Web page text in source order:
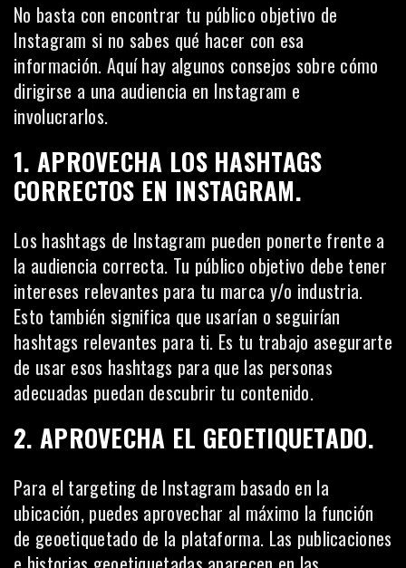
No basta con encontrar tu público objetivo de
Instagram si no sabes qué hacer con esa
información. Aquí hay algunos consejos sobre cómo
dirigirse a una audiencia en Instagram e
involucrarlos.
1. APROVECHA LOS HASHTAGS
CORRECTOS EN INSTAGRAM.
Los hashtags de Instagram pueden ponerte frente a
la audiencia correcta. Tu público objetivo debe tener
intereses relevantes para tu marca y/o industria.
Esto también significa que usarían o seguirían
hashtags relevantes para ti. Es tu trabajo asegurarte
de usar esos hashtags para que las personas
adecuadas puedan descubrir tu contenido.
2. APROVECHA EL GEOETIQUETADO.
Para el targeting de Instagram basado en la
ubicación, puedes aprovechar al máximo la función
de geoetiquetado de la plataforma. Las publicaciones